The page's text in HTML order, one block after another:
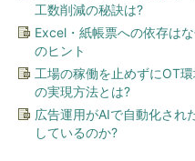
工数削減の秘訣は?
Excel・紙帳票への依存は
のヒント
工場の稼働を止めずにOT
の実現方法とは?
広告運用がAIで自動化され
しているのか?